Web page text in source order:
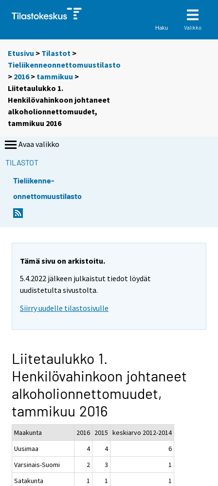
Haku Valikko
Etusivu > Tilastot >
Tieliikenneonnettomuustilasto
> 2016> tammikuu >
Liitetaulukko 1.
Henkilövahinkoon johtaneet
alkoholionnettomuudet,
tammikuu 2016
Avaa valikko
TILASTOT
Tieliikenne-
onnettomuustilasto
Tämä sivu on arkistoitu.
5.4.2022 jälkeen julkaistut tiedot löydät
uudistetulta sivustolta.
Siirry uudelle tilastosivulle
Liitetaulukko 1.
Henkilövahinkoon johtaneet
alkoholionnettomuudet,
tammikuu 2016
Maakunta 2016 2015 keskiarvo 2012-2014
Uusimaa
4 4
6
Varsinais-Suomi
2 3
1
Satakunta
1 1
1